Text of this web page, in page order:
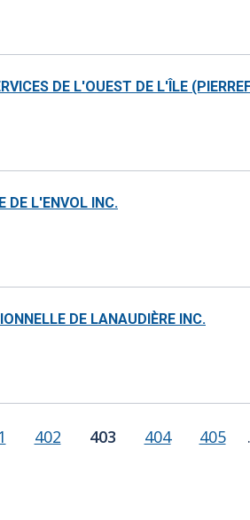
DE L'OUEST DE L'ÎLE
DE L'ENVOL INC.
DE LANAUDIÈRE INC.
401Page 402
402 Page 403
403 Page 404
404 Page
405